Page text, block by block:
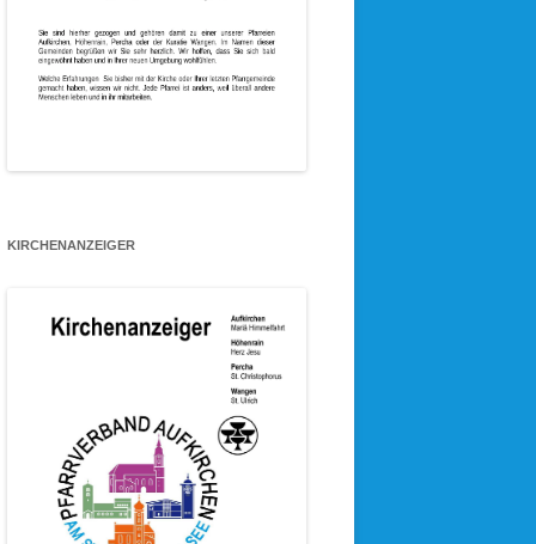
KIRCHENANZEIGER